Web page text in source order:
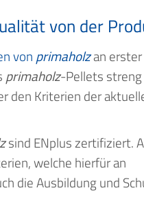
von der
von primaholzan erster
primaholz-Pellets streng
den Kriterien der
sind ENplus zertifiziert.
welche hierfür an
die Ausbildung und